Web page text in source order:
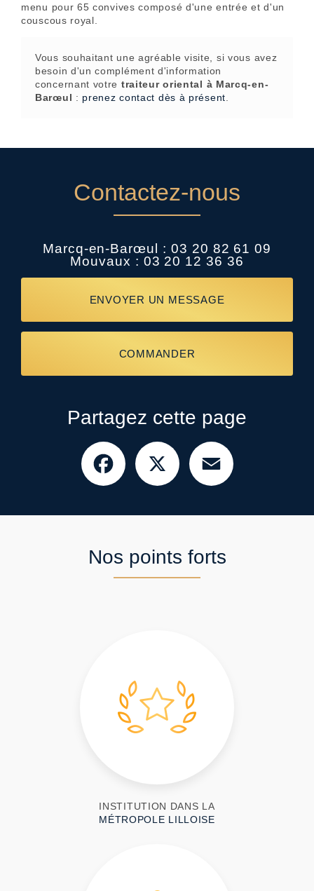
menu pour 65 convives composé d'une entrée et d'un
couscous royal.
Vous souhaitant une agréable visite, si vous avez
besoin d'un complément d'information
concernant votre traiteur oriental à Marcq-en-
Barœul : prenez contact dès à présent
Contactez-nous
Marcq-en-Barœul : 03 20 82 61 09
Mouvaux : 03 20 12 36 36
ENVOYER UN MESSAGE
COMMANDER
Partagez cette page
Facebook
Nos points forts
INSTITUTION DANS LA
MÉTROPOLE LILLOISE